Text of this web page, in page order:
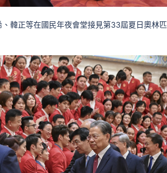
韓正等在國民年夜會堂接見第33屆夏日奧林匹